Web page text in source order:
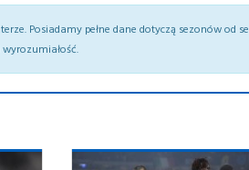
Posiadamy pełne dane dotyczą sezonów od